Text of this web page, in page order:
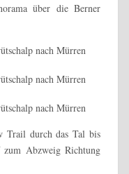
über die Berner
Trail durch das Tal bis
Abzweig Richtung